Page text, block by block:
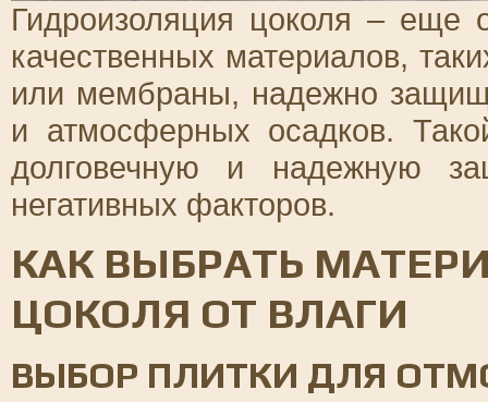
Гидроизоляция цоколя – еще
качественных материалов,
или мембраны, надежно
и атмосферных осадков.
долговечную и надежную
негативных факторов.
КАК ВЫБРАТЬ
ЦОКОЛЯ ОТ ВЛАГИ
ВЫБОР ПЛИТКИ ДЛЯ